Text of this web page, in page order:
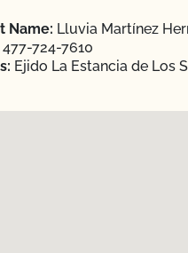
Name: Lluvia Martínez
477-724-7610
Ejido La Estancia de Los